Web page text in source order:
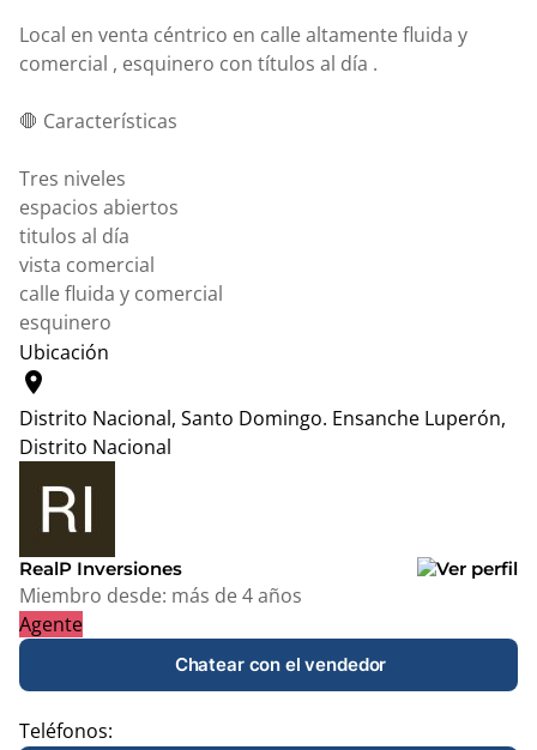
Local en venta céntrico en calle altamente fluida y
comercial , esquinero con títulos al día .
🛑 Características
Tres niveles
espacios abiertos
titulos al día
vista comercial
calle fluida y comercial
esquinero
Ubicación
location_on
Distrito Nacional, Santo Domingo. Ensanche Luperón,
Distrito Nacional
+
−
RealP Inversiones
Miembro desde: más de 4 años
Agente
Chatear con el vendedor
Teléfonos: